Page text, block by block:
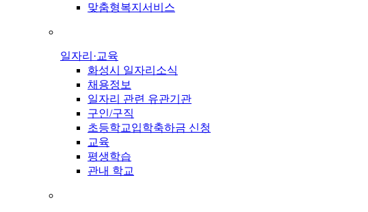
맞춤형복지서비스
일자리·교육
화성시 일자리소식
채용정보
일자리 관련 유관기관
구인/구직
초등학교입학축하금 신청
교육
평생학습
관내 학교